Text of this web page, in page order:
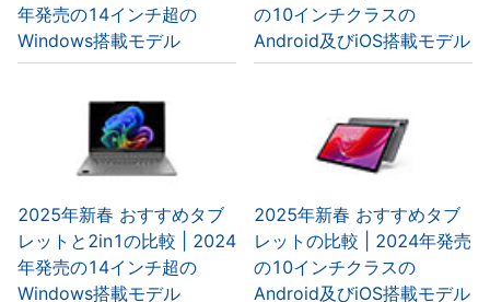
年発売の14インチ超の
Windows搭載モデル
の10インチクラスの
Android及びiOS搭載モデル
2025年新春 おすすめタブ
レットと2in1の比較 | 2024
年発売の14インチ超の
Windows搭載モデル
2025年新春 おすすめタブ
レットの比較 | 2024年発売
の10インチクラスの
Android及びiOS搭載モデル